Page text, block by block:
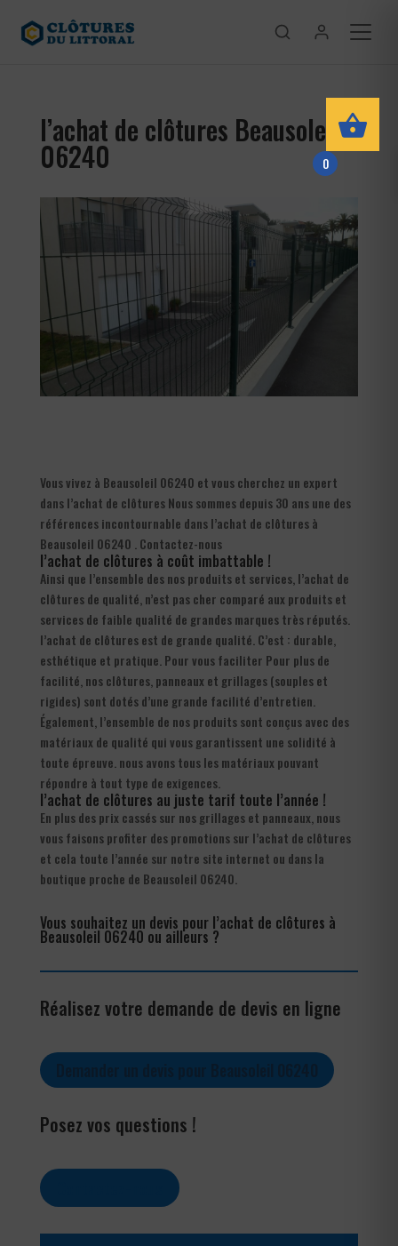
l’achat de clôtures Beausoleil
06240
Vous vivez à Beausoleil 06240 et vous cherchez un expert
dans l’achat de clôtures Nous sommes depuis 30 ans une des
références incontournable dans l’achat de clôtures à
Beausoleil 06240 . Contactez-nous
l’achat de clôtures à coût imbattable !
Ainsi que l’ensemble des nos produits et services, l’achat de
clôtures de qualité, n’est pas cher comparé aux produits et
services de faible qualité de grandes marques très réputés.
l’achat de clôtures est de grande qualité. C’est : durable,
esthétique et pratique. Pour vous faciliter Pour plus de
facilité, nos clôtures, panneaux et grillages (souples et
rigides) sont dotés d’une grande facilité d’entretien.
Également, l’ensemble de nos produits sont conçus avec des
matériaux de qualité qui vous garantissent une solidité à
toute épreuve. nous avons tous les matériaux pouvant
répondre à tout type de exigences.
l’achat de clôtures au juste tarif toute l’année !
En plus des prix cassés sur nos grillages et panneaux, nous
vous faisons profiter des promotions sur l’achat de clôtures
et cela toute l’année sur notre site internet ou dans la
boutique proche de Beausoleil 06240.
Vous souhaitez un devis pour l’achat de clôtures à
Beausoleil 06240 ou ailleurs ?
Réalisez votre demande de devis en ligne
Posez vos questions !
0